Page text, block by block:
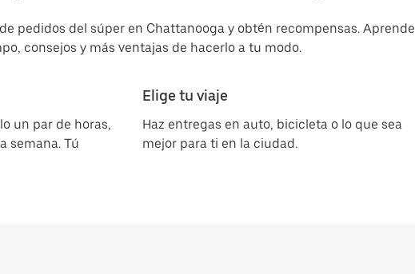
pedidos del súper en Chattanooga y obtén recompensas. Aprende
consejos y más ventajas de hacerlo a tu modo.
un par de horas,
semana. Tú
Elige tu viaje
Haz entregas en auto, bicicleta o lo que sea
mejor para ti en la ciudad.